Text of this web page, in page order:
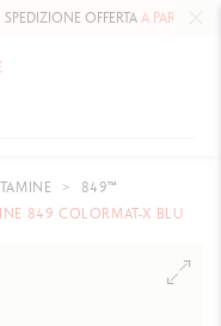
SPEDIZIONE OFFERTAA PARTIRE
849™
849 COLORMAT-X BLU